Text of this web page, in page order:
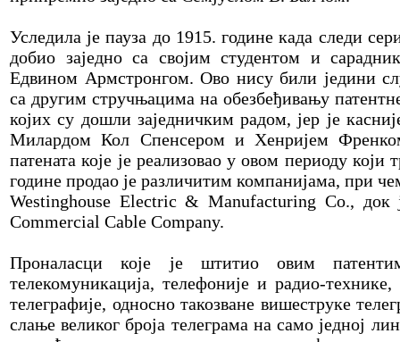
Уследила је пауза до 1915. године када следи
добио заједно са својим студентом и
Едвином Армстронгом. Ово нису били једини
са другим стручњацима на обезбеђивању
којих су дошли заједничким радом, јер је
Милардом Кол Спенсером и Хенријем
патената које је реализовао у овом периоду који
године продао је различитим компанијама, при
Westinghouse Electric & Manufacturing Co.,
Commercial Cable Company.
Проналасци које је штитио овим
телекомуникација, телефоније и радио-
телеграфије, односно такозване вишеструке
слање великог броја телеграма на само једној